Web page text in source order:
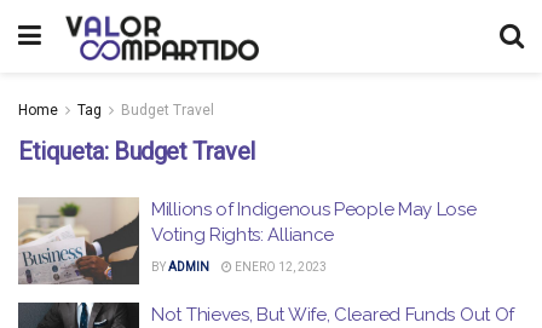
Home Tag Budget Travel
Etiqueta: Budget Travel
Millions of Indigenous People May Lose
Voting Rights: Alliance
BYADMIN ENERO 12, 2023
Not Thieves, But Wife, Cleared Funds Out Of